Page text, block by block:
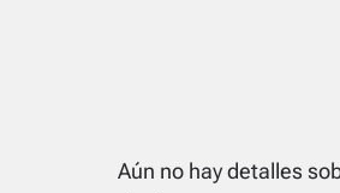
Aún no hay detalles